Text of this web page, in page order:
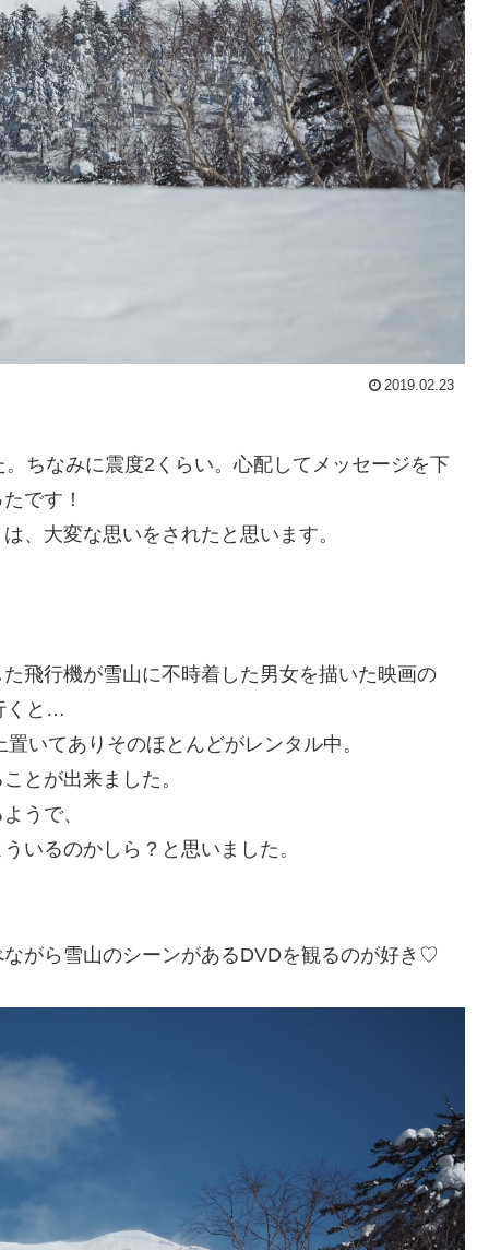
2019.02.23
ちなみに震度2くらい。心配してメッセージを下
です！
、大変な思いをされたと思います。
飛行機が雪山に不時着した男女を描いた映画の
くと…
いてありそのほとんどがレンタル中。
とが出来ました。
うで、
いるのかしら？と思いました。
がら雪山のシーンがあるDVDを観るのが好き♡